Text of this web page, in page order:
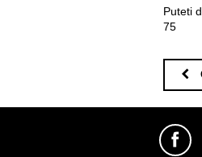
Puteti
75